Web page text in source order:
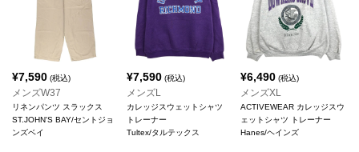
¥7,590 (税込)
メンズW37
リネンパンツ スラックス
ST.JOHN'S BAY/セントジョ
ンズベイ
¥7,590(税込)
メンズL
カレッジスウェットシャツ
トレーナー
Tultex/タルテックス
¥6,490 (税込)
メンズXL
ACTIVEWEAR カレッジスウ
ェットシャツ トレーナー
Hanes/ヘインズ